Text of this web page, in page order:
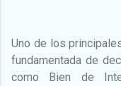
Uno de los
fundamentada de
como Bien de